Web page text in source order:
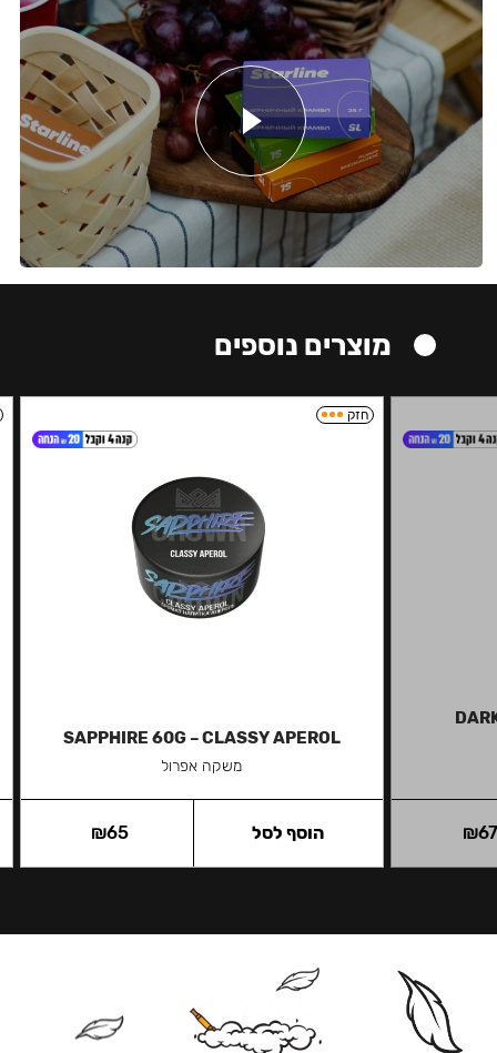
מוצרים נוספים
₪
חזק
SAPPHIRE 60G – CLASSY APEROL
משקה אפרול
₪65 הוסף לסל